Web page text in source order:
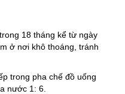
18 tháng kể từ ngày
ở nơi khô thoáng, tránh
trong pha chế đồ uống
nước 1: 6.